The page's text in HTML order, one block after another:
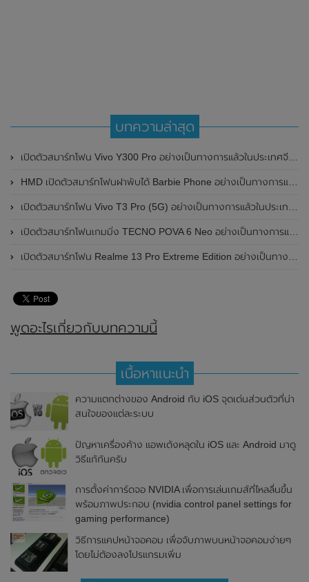
บทความล่าสุด
เปิดตัวสมาร์ทโฟน Vivo Y300 Pro อย่างเป็นทางการแล้วในประเทศจีน มาพร้อมดีไซน์พรีเมี่ยม ทนทาน และแบตเตอรี่สุดอึดขนาดใหญ่ 6,500mAh พร้อมรองรับการชาร์จไว 80W
HMD เปิดตัวสมาร์ทโฟนฝาพับได้ Barbie Phone อย่างเป็นทางการแล้ว มาพร้อมธีมสีชมพูสดใส
เปิดตัวสมาร์ทโฟน Vivo T3 Pro (5G) อย่างเป็นทางการแล้วในประเทศอินเดีย
เปิดตัวสมาร์ทโฟนเกมมิ่ง TECNO POVA 6 Neo อย่างเป็นทางการแล้วในประเทศไทย ในราคา 8,499 บาท
เปิดตัวสมาร์ทโฟน Realme 13 Pro Extreme Edition อย่างเป็นทางการแล้วในประเทศจีน
พูดอะไรเกี่ยวกับบทความนี้
เนื้อหาแนะนำ
ความแตกต่างของ Android กับ iOS จุดเด่นส่วนตัวที่น่า
สนใจของแต่ละระบบ
ปัญหาเครื่องค้าง แอพเด้งหลุดใน iOS และ Android มาดู
วิธีแก้กันครับ
การตั้งค่าการ์ดจอ NVIDIA เพื่อการเล่นเกมส์ที่ไหลลื่นขึ้น
พร้อมภาพประกอบ (nvidia control panel settings for
gaming performance)
วิธีการแคปหน้าจอคอม เพื่อจับภาพบนหน้าจอคอมง่ายๆ
โดยไม่ต้องลงโปรแกรมเพิ่ม